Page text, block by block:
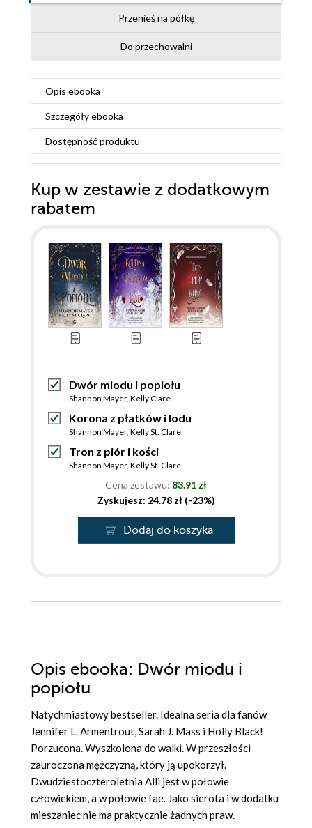
Przenieś na półkę
Do przechowalni
Opis ebooka
Szczegółyebooka
Dostępność produktu
Kup w zestawie z dodatkowym
rabatem
Dwór miodu i popiołu
Shannon Mayer, Kelly Clare
Korona z płatków i lodu
Shannon Mayer, Kelly St. Clare
Tron z piór i kości
Shannon Mayer, Kelly St. Clare
Cena zestawu: 83.91 zł
Zyskujesz: 24.78 zł (-23%)
Dodaj do koszyka
Opis ebooka: Dwór miodu i
popiołu
Natychmiastowy bestseller. Idealna seria dla fanów
Jennifer L. Armentrout, Sarah J. Mass i Holly Black!
Porzucona. Wyszkolona do walki. W przeszłości
zauroczona mężczyzną, który ją upokorzył.
Dwudziestoczteroletnia Alli jest w połowie
człowiekiem, a w połowie fae. Jako sierota i w dodatku
mieszaniec nie ma praktycznie żadnych praw.